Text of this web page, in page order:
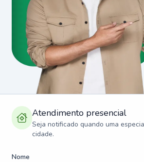
Atendimento presencial
Seja notificado quando uma
cidade.
Nome